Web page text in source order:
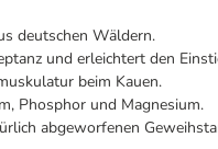
deutschen Wäldern.
und erleichtert den
beim Kauen.
Phosphor und Magnesium.
abgeworfenen